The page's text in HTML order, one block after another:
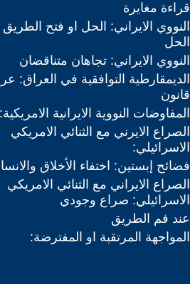
قراءة مغايرة
النووي الايراني: الحل او فتح
الحل
النووي الايراني: تجاهان متناقضان
الديمقارطية التوافقية في العراق:
قانون
المفاوضات النووية الايرانية الامريكية:
الصراع الايرني مع الثنائي الامريكي
الاسرائيلي:
فضائح إبستين: اختفاء الأخلاق
الصراع الايراني مع الثنائي الامريكي
الاسرائيلي: صراع وجودي
عند فم الطريق
المواجهة المرتقبة او المفترضة: